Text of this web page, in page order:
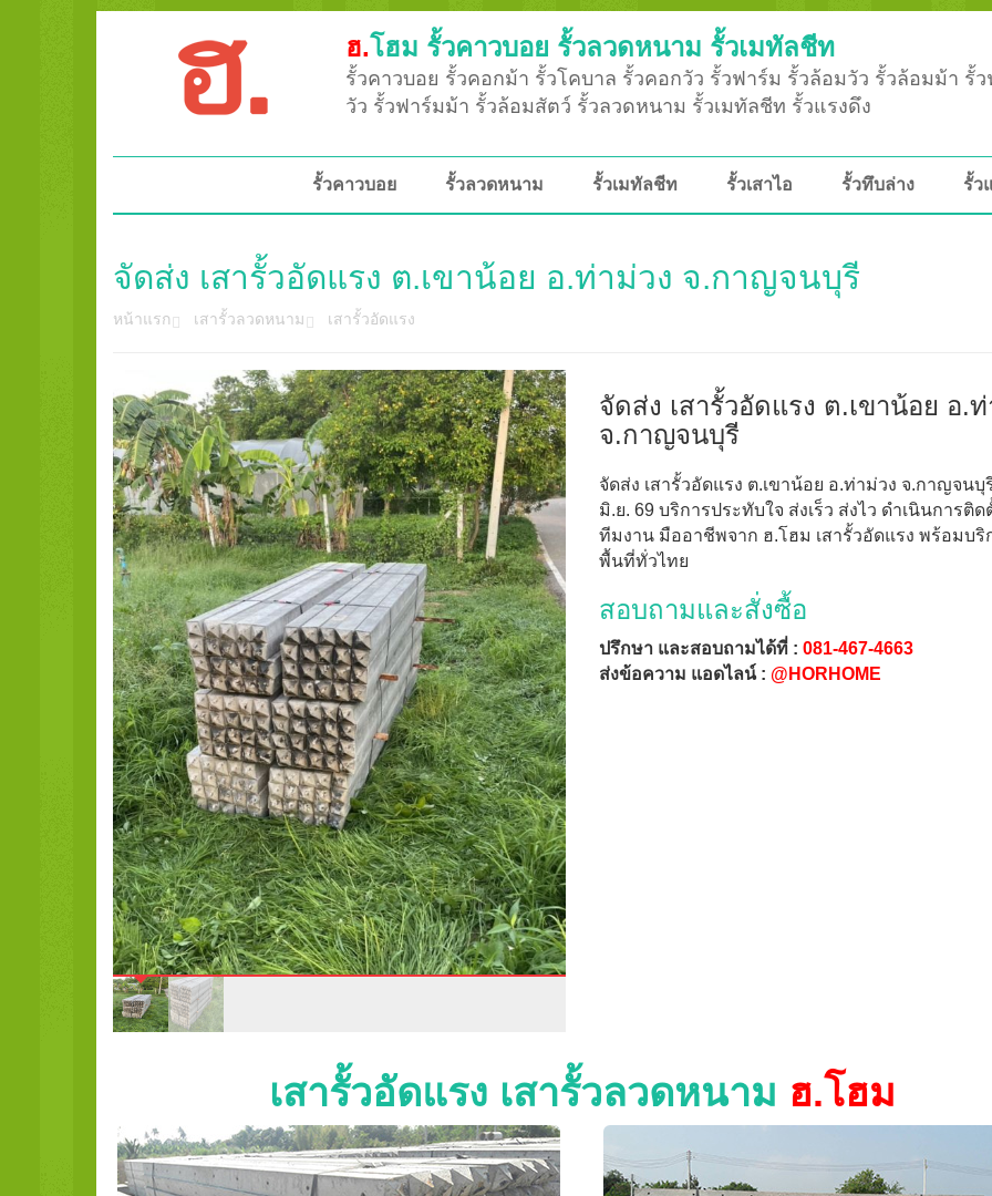
ฮ.โฮม รั้วคาวบอย รั้วลวดหนาม รั้วเมทัลชีท
รั้วคาวบอย รั้วคอกม้า รั้วโคบาล รั้วคอกวัว รั้วฟาร์ม รั้วล้อมวัว รั้วล้อมม้า รั้
วัว รั้วฟาร์มม้า รั้วล้อมสัตว์ รั้วลวดหนาม รั้วเมทัลชีท รั้วแรงดึง
รั้วคาวบอย รั้วลวดหนาม รั้วเมทัลชีท รั้วเสาไอ รั้วทึบล่าง รั้ว
จัดส่ง เสารั้วอัดแรง ต.เขาน้อย อ.ท่าม่วง จ.กาญจนบุรี
หน้าแรก เสารั้วลวดหนาม เสารั้วอัดแรง
จัดส่ง เสารั้วอัดแรง ต.เขาน้อย อ.
จ.กาญจนบุรี
จัดส่ง เสารั้วอัดแรง ต.เขาน้อย อ.ท่าม่วง จ.กาญจนบุ
มิ.ย. 69 บริการประทับใจ ส่งเร็ว ส่งไว ดำเนินการติด
ทีมงาน มืออาชีพจาก ฮ.โฮม เสารั้วอัดแรง พร้อมบริ
พื้นที่ทั่วไทย
สอบถามและสั่งซื้อ
ปรึกษา และสอบถามได้ที่ : 081-467-4663
ส่งข้อความ แอดไลน์ : @HORHOME
เสารั้วอัดแรง เสารั้วลวดหนาม ฮ.โฮม